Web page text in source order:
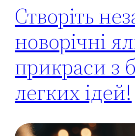
Створіть
новорічні
прикраси з
легких ідей!